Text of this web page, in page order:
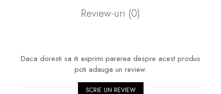
Review-uri (0)
Daca doresti sa iti exprimi parerea despre acest produs
poti adauga un review.
SCRIE UN REVIEW